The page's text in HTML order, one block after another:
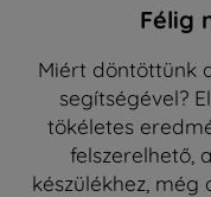
Félig
Miért döntöttünk
segítségével?
tökéletes
felszerelhető,
készülékhez, még